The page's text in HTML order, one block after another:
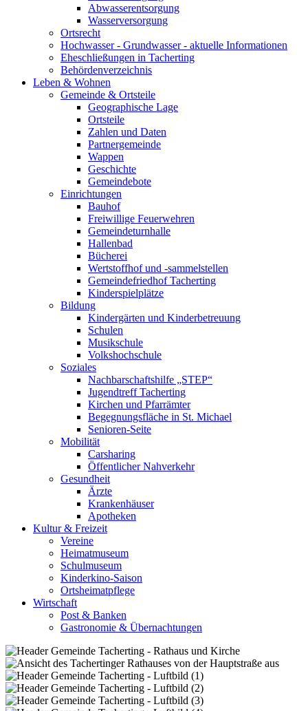
Abwasserentsorgung
Wasserversorgung
Ortsrecht
Hochwasser - Grundwasser - aktuelle Informationen
Eheschließungen in Tacherting
Behördenverzeichnis
Leben & Wohnen
Gemeinde & Ortsteile
Geographische Lage
Ortsteile
Zahlen und Daten
Partnergemeinde
Wappen
Geschichte
Gemeindebote
Einrichtungen
Bauhof
Freiwillige Feuerwehren
Gemeindeturnhalle
Hallenbad
Bücherei
Wertstoffhof und -sammelstellen
Gemeindefriedhof Tacherting
Kinderspielplätze
Bildung
Kindergärten und Kinderbetreuung
Schulen
Musikschule
Volkshochschule
Soziales
Nachbarschaftshilfe „STEP“
Jugendtreff Tacherting
Kirchen und Pfarrämter
Begegnungsfläche in St. Michael
Senioren-Seite
Mobilität
Carsharing
Öffentlicher Nahverkehr
Gesundheit
Ärzte
Krankenhäuser
Apotheken
Kultur & Freizeit
Vereine
Heimatmuseum
Schulmuseum
Kinderkino-Saison
Ortsheimatpflege
Wirtschaft
Post & Banken
Gastronomie & Übernachtungen